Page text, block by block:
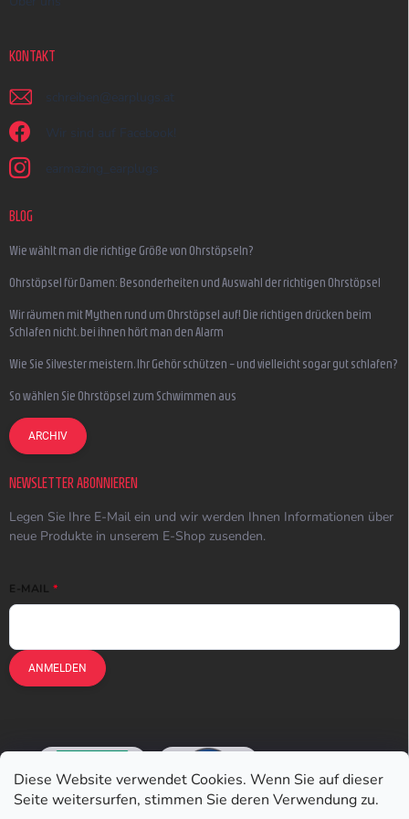
Diese Website verwendet Cookies. Wenn Sie auf dieser
Seite weitersurfen, stimmen Sie deren Verwendung zu.
KONTAKT
schreiben @ earplugs.at
Wir sind auf Facebook!
earmazing_earplugs
BLOG
Wie wählt man die richtige Größe von Ohrstöpseln?
Ohrstöpsel für Damen: Besonderheiten und Auswahl der richtigen Ohrstöpsel
Wir räumen mit Mythen rund um Ohrstöpsel auf! Die richtigen drücken beim
Schlafen nicht, bei ihnen hört man den Alarm
Wie Sie Silvester meistern, Ihr Gehör schützen – und vielleicht sogar gut schlafen?
So wählen Sie Ohrstöpsel zum Schwimmen aus
ARCHIV
NEWSLETTER ABONNIEREN
Legen Sie Ihre E-Mail ein und wir werden Ihnen Informationen über
neue Produkte in unserem E-Shop zusenden.
E-MAIL
ANMELDEN